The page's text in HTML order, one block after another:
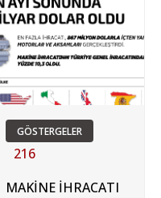
GÖSTERGELER
216
MAKİNE İHRACATI